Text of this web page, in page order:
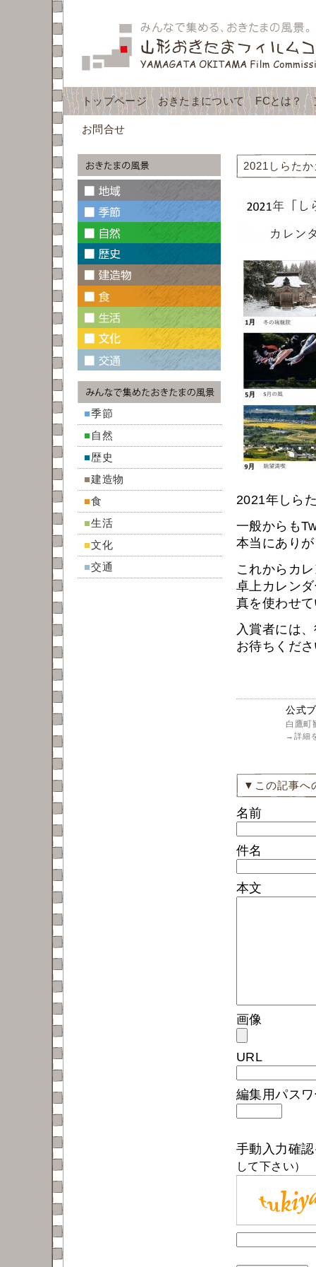
トップページ おきたまについて FCとは？
お問合せ
■季節
■自然
■歴史
■建造物
■食
■生活
■文化
■交通
2021しらた
2021年しら
一般からも
本当にあり
これからカ
卓上カレン
真を使わせ
入賞者には
お待ちくだ
公式
白鷹町
→ 詳細
▼この記事へ
名前
件名
本文
画像
URL
編集用パス
手動入力確
して下さい）